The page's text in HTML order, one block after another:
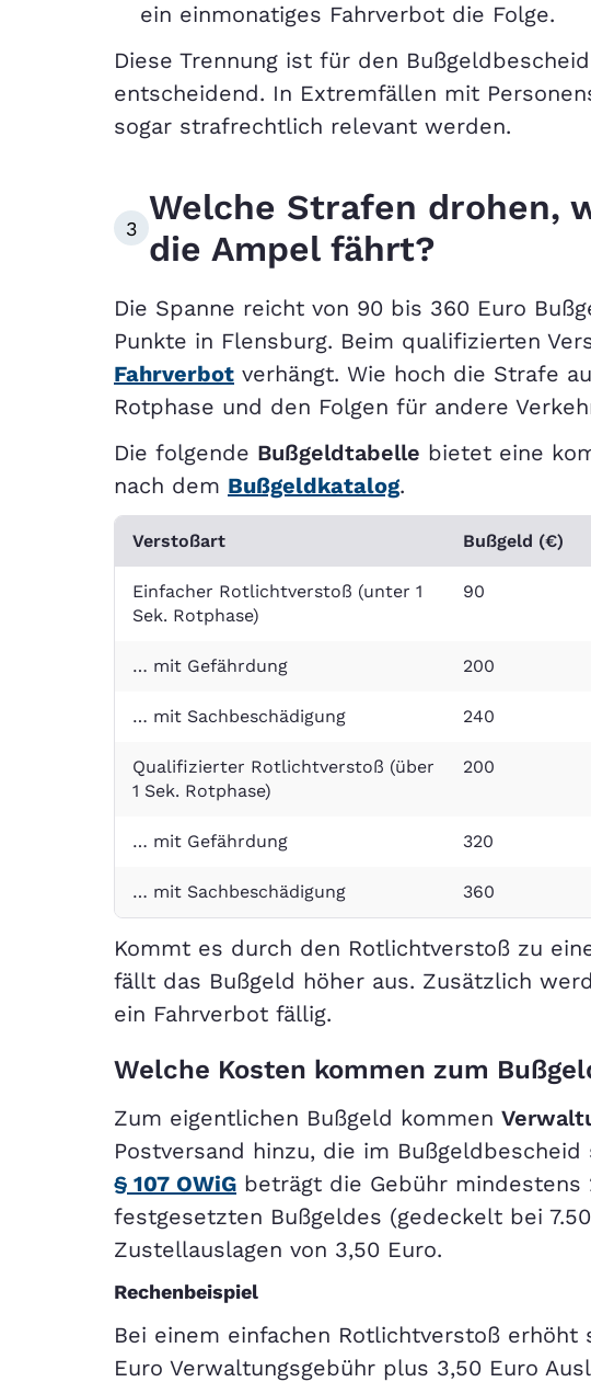
ein einmonatiges Fahrverbot die Folge.
Diese Trennung ist für den
entscheidend. In Extremfällen mit
sogar strafrechtlich relevant werden.
3 Welche Strafen drohen,
die Ampel fährt?
Die Spanne reicht von 90 bis 360 Euro
Punkte in Flensburg. Beim qualifizierten
Fahrverbot verhängt. Wie hoch die Strafe
Rotphase und den Folgen für andere
Die folgende Bußgeldtabelle bietet eine
nach dem Bußgeldkatalog.
Verstoßart Bußgeld (€)
Einfacher Rotlichtverstoß (unter 1
Sek. Rotphase)
90
… mit Gefährdung 200
… mit Sachbeschädigung 240
Qualifizierter Rotlichtverstoß (über
1 Sek. Rotphase)
200
… mit Gefährdung 320
… mit Sachbeschädigung 360
Kommt es durch den Rotlichtverstoß zu
fällt das Bußgeld höher aus. Zusätzlich
ein Fahrverbot fällig.
Welche Kosten kommen zum
Zum eigentlichen Bußgeld kommen
Postversand hinzu, die im
§ 107 OWiG beträgt die Gebühr
festgesetzten Bußgeldes (gedeckelt bei
Zustellauslagen von 3,50 Euro.
Rechenbeispiel
Bei einem einfachen Rotlichtverstoß erhöht
Euro Verwaltungsgebühr plus 3,50 Euro